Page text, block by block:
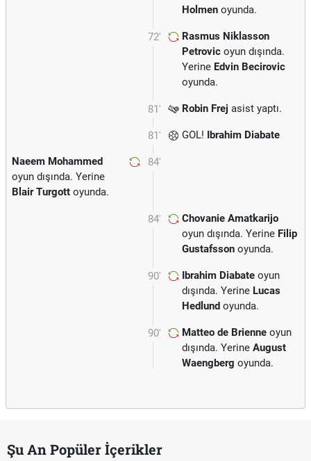
Holmen oyunda.
72'
Rasmus Niklasson
Petrovic oyun dışında.
Yerine Edvin Becirovic
oyunda.
81' Robin Frej asist yaptı.
81' GOL! Ibrahim Diabate
84'
Naeem Mohammed
oyun dışında. Yerine
Blair Turgott oyunda.
84'
Chovanie Amatkarijo
oyun dışında. Yerine Filip
Gustafsson oyunda.
90' Ibrahim Diabate oyun
dışında. Yerine Lucas
Hedlund oyunda.
90' Matteo de Brienne oyun
dışında. Yerine August
Waengberg oyunda.
Şu An Popüler İçerikler